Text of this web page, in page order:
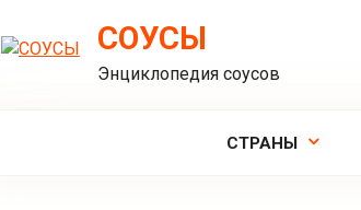
СОУСЫ
Энциклопедия соусов
СТРАНЫ